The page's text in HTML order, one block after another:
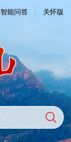
智能问答 关怀版